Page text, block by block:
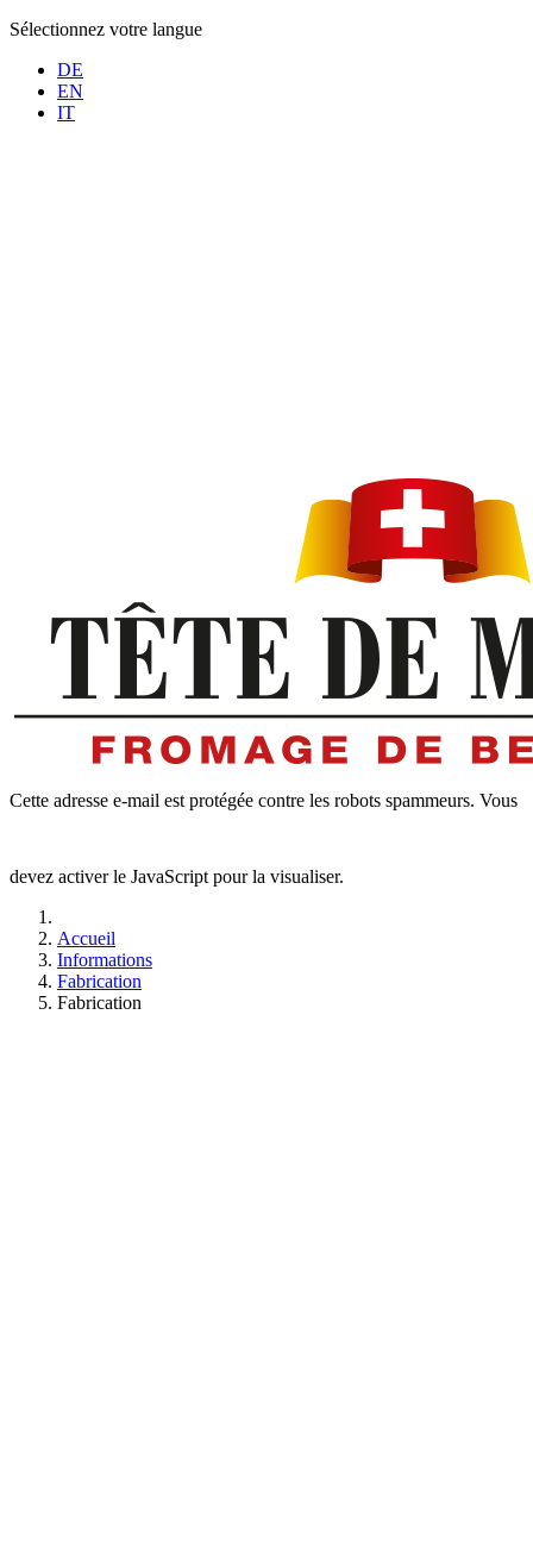
Sélectionnez votre langue
DE
EN
IT
Cette adresse e-mail est protégée contre les robots spammeurs. Vous
devez activer le JavaScript pour la visualiser.
Accueil
Informations
Fabrication
Fabrication